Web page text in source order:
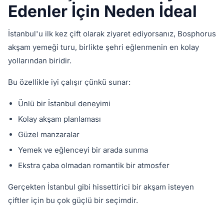
Edenler İçin Neden İdeal
İstanbul'u ilk kez çift olarak ziyaret ediyorsanız, Bosphorus
akşam yemeği turu, birlikte şehri eğlenmenin en kolay
yollarından biridir.
Bu özellikle iyi çalışır çünkü sunar:
Ünlü bir İstanbul deneyimi
Kolay akşam planlaması
Güzel manzaralar
Yemek ve eğlenceyi bir arada sunma
Ekstra çaba olmadan romantik bir atmosfer
Gerçekten İstanbul gibi hissettirici bir akşam isteyen
çiftler için bu çok güçlü bir seçimdir.